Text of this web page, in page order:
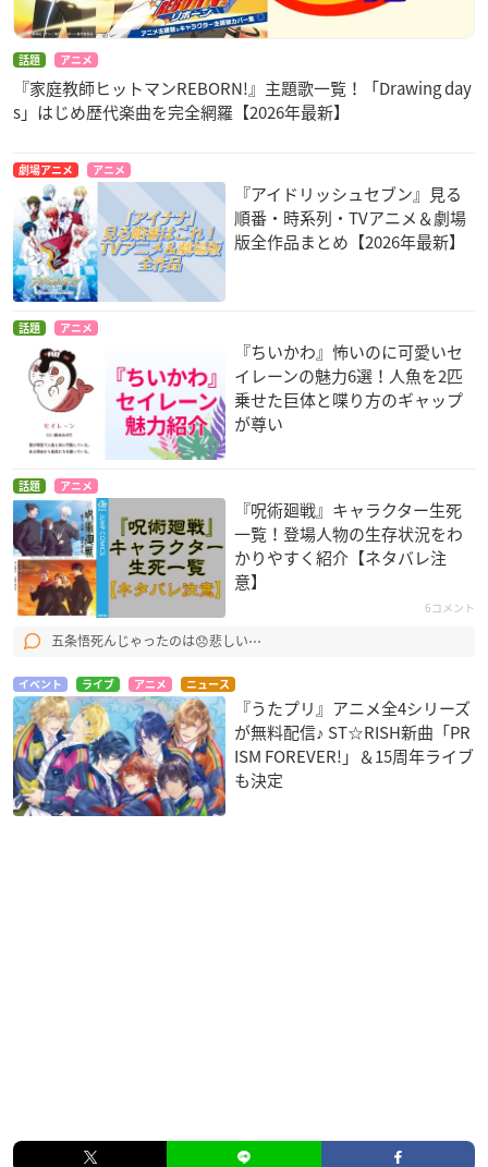
話題 アニメ
『家庭教師ヒットマンREBORN!』主題歌一覧！「Drawing day
s」はじめ歴代楽曲を完全網羅【2026年最新】
劇場アニメ アニメ
『アイドリッシュセブン』見る
順番・時系列・TVアニメ＆劇場
版全作品まとめ【2026年最新】
話題 アニメ
『ちいかわ』怖いのに可愛いセ
イレーンの魅力6選！人魚を2匹
乗せた巨体と喋り方のギャップ
が尊い
話題 アニメ
『呪術廻戦』キャラクター生死
一覧！登場人物の生存状況をわ
かりやすく紹介【ネタバレ注
意】
6コメント
五条悟死んじゃったのは😞悲しい⋯
イベント ライブ アニメ ニュース
『うたプリ』アニメ全4シリーズ
が無料配信♪ ST☆RISH新曲「PR
ISM FOREVER!」＆15周年ライブ
も決定